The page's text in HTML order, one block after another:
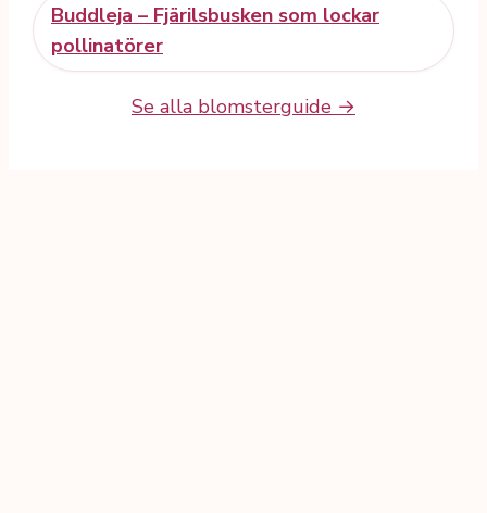
Buddleja – Fjärilsbusken som lockar
pollinatörer
Se alla blomsterguide →